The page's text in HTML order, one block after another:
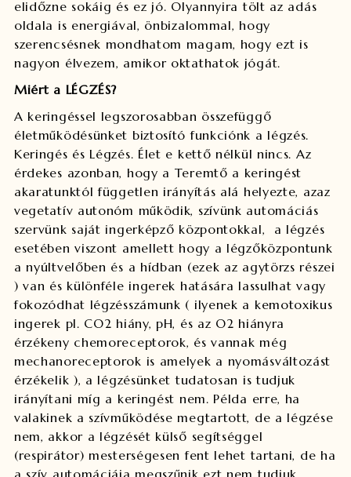
elidőzne sokáig és ez jó. Olyannyira tölt az adás
oldala is energiával, önbizalommal, hogy
szerencsésnek mondhatom magam, hogy ezt is
nagyon élvezem, amikor oktathatok jógát.
Miért a LÉGZÉS?
A keringéssel legszorosabban összefüggő
életműködésünket biztosító funkciónk a légzés.
Keringés és Légzés. Élet e kettő nélkül nincs. Az
érdekes azonban, hogy a Teremtő a keringést
akaratunktól független irányítás alá helyezte, azaz
vegetatív autonóm működik, szívünk automáciás
szervünk saját ingerképző központokkal, a légzés
esetében viszont amellett hogy a légzőközpontunk
a nyúltvelőben és a hídban (ezek az agytörzs részei
) van és különféle ingerek hatására lassulhat vagy
fokozódhat légzésszámunk ( ilyenek a kemotoxikus
ingerek pl. CO2 hiány, pH, és az O2 hiányra
érzékeny chemoreceptorok, és vannak még
mechanoreceptorok is amelyek a nyomásváltozást
érzékelik ), a légzésünket tudatosan is tudjuk
irányítani míg a keringést nem. Példa erre, ha
valakinek a szívműködése megtartott, de a légzése
nem, akkor a légzését külső segítséggel
(respirátor) mesterségesen fent lehet tartani, de ha
a szív automáciája megszűnik ezt nem tudjuk